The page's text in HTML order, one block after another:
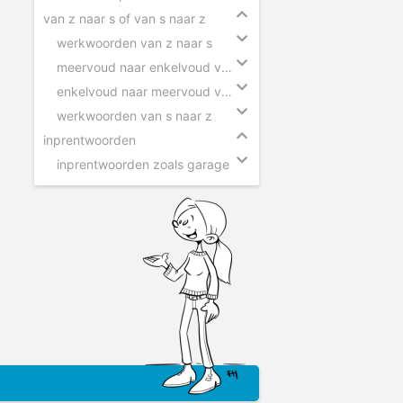
van z naar s of van s naar z
werkwoorden van z naar s
meervoud naar enkelvoud van z naar s
enkelvoud naar meervoud van s naar z
werkwoorden van s naar z
inprentwoorden
inprentwoorden zoals garage